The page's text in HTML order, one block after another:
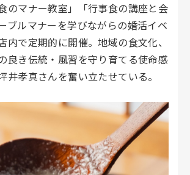
のマナー教室」「行事食の講座と会
ブルマナーを学びながらの婚活イベ
内で定期的に開催。地域の食文化、
良き伝統・風習を守り育てる使命感
井孝真さんを奮い立たせている。